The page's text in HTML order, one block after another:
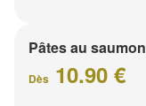
Pâtes au saumon
Dès 10.90 €